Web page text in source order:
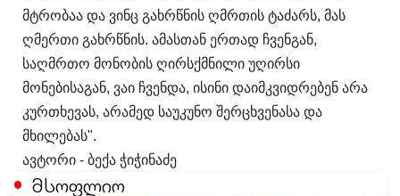
მტრობაა და ვინც გახრწნის ღმრთის ტაძარს, მას
ღმერთი გახრწნის. ამასთან ერთად ჩვენგან,
საღმრთო მონობის ღირსქმნილი უღირსი
მონებისაგან, ვაი ჩვენდა, ისინი დაიმკვიდრებენ არა
კურთხევას, არამედ საუკუნო შერცხვენასა და
მხილებას".
ავტორი - ბექა ჭიჭინაძე
მსოფლიო